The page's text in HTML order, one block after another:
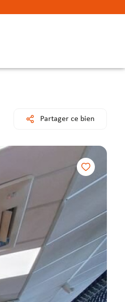
Partager ce bien